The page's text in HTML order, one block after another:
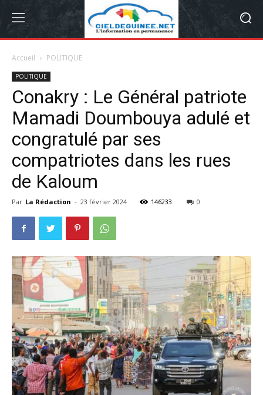
Accueil POLITIQUE
POLITIQUE
Conakry : Le Général patriote
Mamadi Doumbouya adulé et
congratulé par ses
compatriotes dans les rues
de Kaloum
Par La Rédaction - 23 février 2024 146233 0